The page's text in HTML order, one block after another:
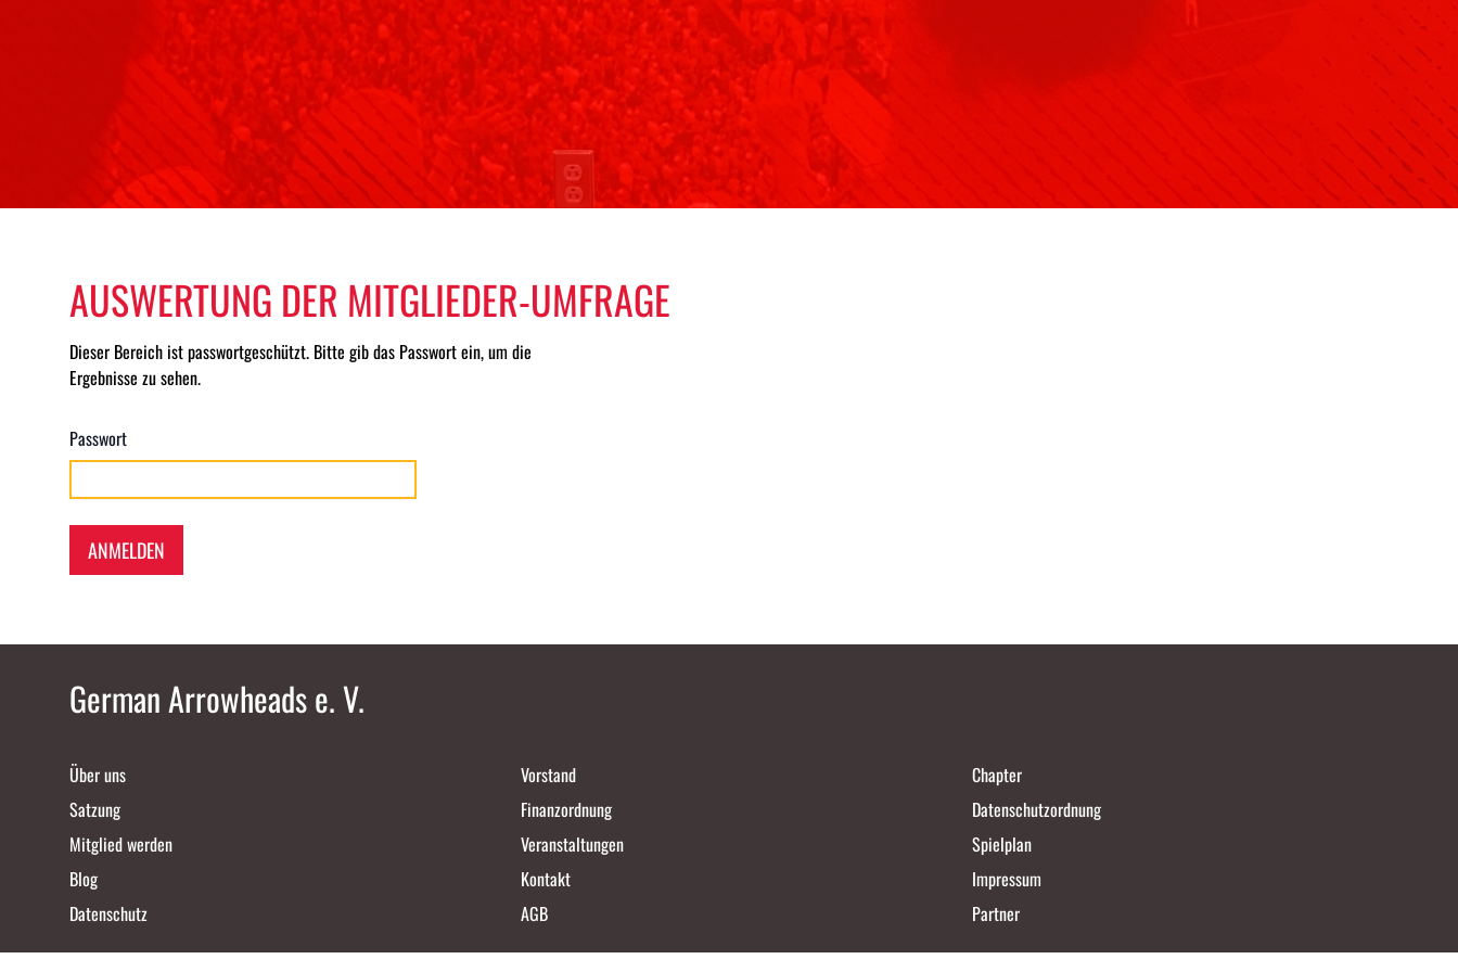
AUSWERTUNG DER MITGLIEDER-UMFRAGE
Dieser Bereich ist passwortgeschützt. Bitte gib das Passwort ein, um die
Ergebnisse zu sehen.
Passwort
ANMELDEN
German Arrowheads e. V.
Über uns Vorstand
Chapter
Satzung
Finanzordnung
Datenschutzordnung
Mitglied werden
Veranstaltungen
Spielplan
Blog
Kontakt
Impressum
Datenschutz
AGB Partner